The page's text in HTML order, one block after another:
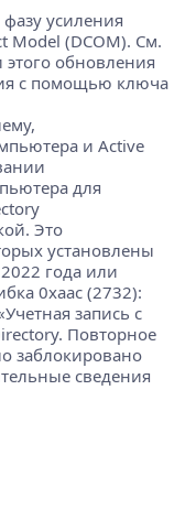
усиления
Model (DCOM). См.
этого обновления
с помощью ключа
и Active
для
Это
установлены
года или
0xaac (2732):
запись с
Повторное
заблокировано
сведения